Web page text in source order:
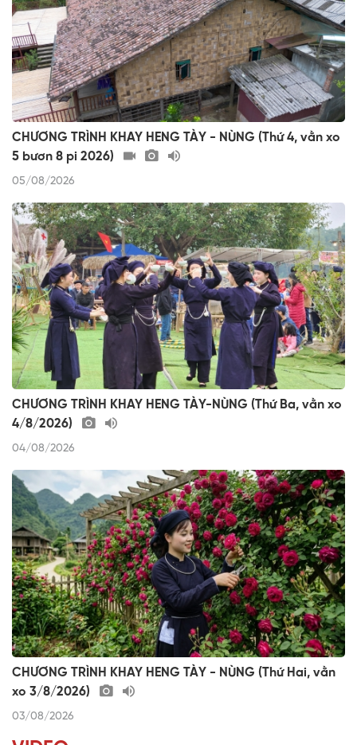
CHƯƠNG TRÌNH KHAY HENG TÀY - NÙNG (Thứ 4, vằn xo
5 bươn 8 pi 2026)
05/08/2026
CHƯƠNG TRÌNH KHAY HENG TÀY-NÙNG (Thứ Ba, vằn xo
4/8/2026)
04/08/2026
CHƯƠNG TRÌNH KHAY HENG TÀY - NÙNG (Thứ Hai, vằn
xo 3/8/2026)
03/08/2026